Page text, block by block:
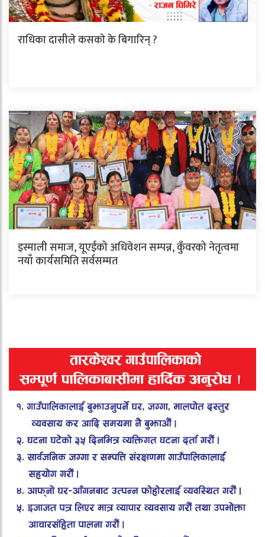
राधिका दासीले कसकाे के बिगारिन् ?
इस्माली समाज, यूएईको अधिवेशन सम्पन्न, कुँवरको नेतृत्वमा
नयाँ कार्यसमिति सर्वसम्मत